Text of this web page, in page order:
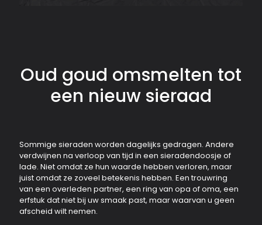
Oud goud omsmelten tot
een nieuw sieraad
Sommige sieraden worden dagelijks gedragen. Andere
verdwijnen na verloop van tijd in een sieradendoosje of
lade. Niet omdat ze hun waarde hebben verloren, maar
juist omdat ze zoveel betekenis hebben. Een trouwring
van een overleden partner, een ring van opa of oma, een
erfstuk dat niet bij uw smaak past, maar waarvan u geen
afscheid wilt nemen.